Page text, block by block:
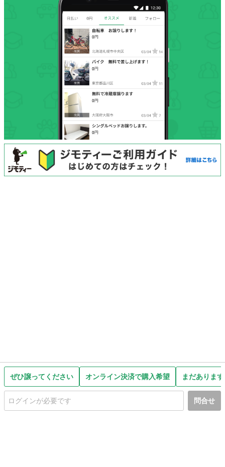
ぜひ譲ってください オンライン決済で購入希望 まだありま
問合せ